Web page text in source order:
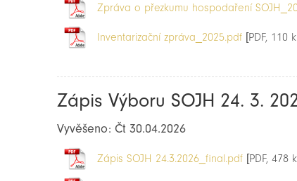
Zpráva o přezkumu hospodaření
Inventarizační zpráva_2025.pdf [PDF, 110
Zápis Výboru SOJH 24. 3.
Vyvěšeno: Čt 30.04.2026
Zápis SOJH 24.3.2026_final.pdf [PDF, 478